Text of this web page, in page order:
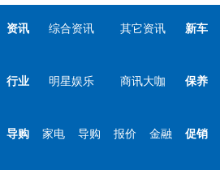
资讯 综合资讯 其它资讯 新车
行业 明星娱乐 商讯大咖 保养
导购 家电 导购 报价 金融 促销